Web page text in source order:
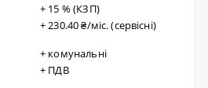
+ 15 % (КЗП)
+ 230.40 ₴/мic. (сервісні)
+ комунальні
+ ПДВ